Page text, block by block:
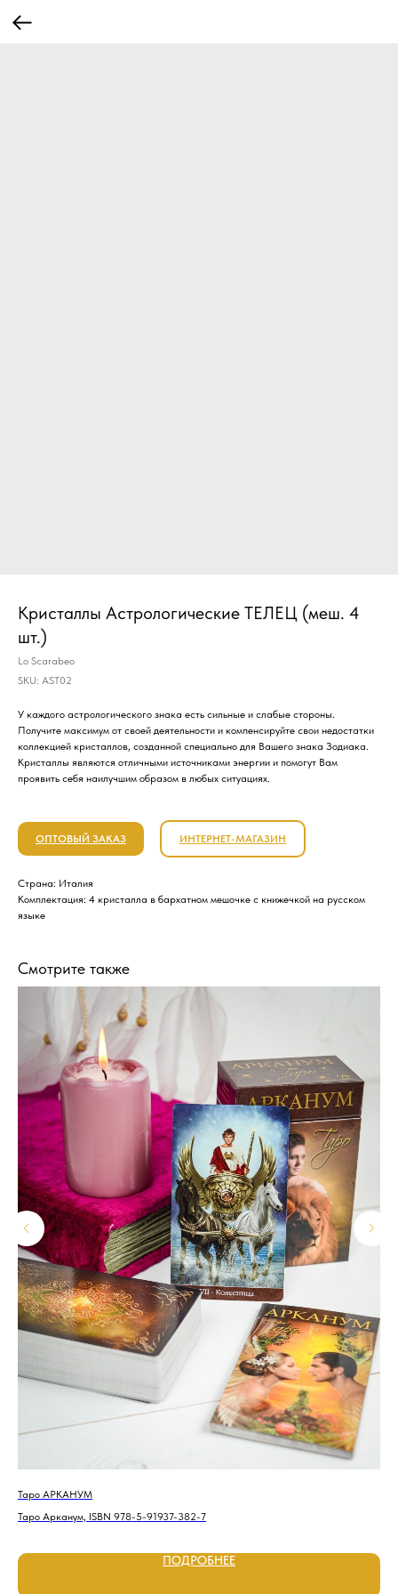
Кристаллы Астрологические ТЕЛЕЦ (меш. 4
шт.)
Lo Scarabeo
SKU: AST02
У каждого астрологического знака есть сильные и слабые стороны.
Получите максимум от своей деятельности и компенсируйте свои недостатки
коллекцией кристаллов, созданной специально для Вашего знака Зодиака.
Кристаллы являются отличными источниками энергии и помогут Вам
проявить себя наилучшим образом в любых ситуациях.
ОПТОВЫЙ ЗАКАЗ ИНТЕРНЕТ-МАГАЗИН
Страна: Италия
Комплектация: 4 кристалла в бархатном мешочке с книжечкой на русском
языке
Смотрите также
Таро АРКАНУМ
Таро Арканум, ISBN 978-5-91937-382-7
ПОДРОБНЕЕ